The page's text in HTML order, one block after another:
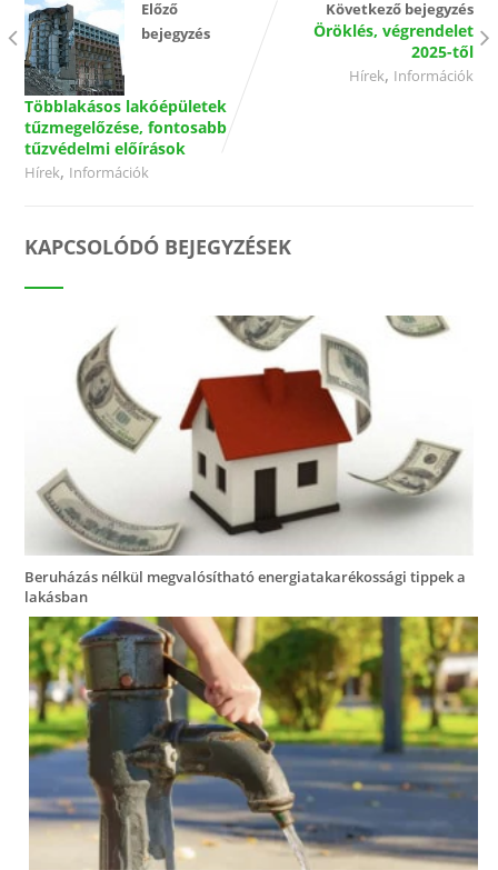
Előző
bejegyzés
Többlakásos lakóépületek
tűzmegelőzése, fontosabb
tűzvédelmi előírások
Hírek, Információk
Következő bejegyzés
Öröklés, végrendelet
2025-től
Hírek, Információk
KAPCSOLÓDÓ BEJEGYZÉSEK
Beruházás nélkül megvalósítható energiatakarékossági tippek a
lakásban